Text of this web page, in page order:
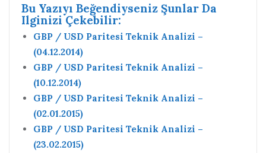
Bu Yazıyı Beğendiyseniz Şunlar Da
Ilginizi Çekebilir:
GBP / USD Paritesi Teknik Analizi –
(04.12.2014)
GBP / USD Paritesi Teknik Analizi –
(10.12.2014)
GBP / USD Paritesi Teknik Analizi –
(02.01.2015)
GBP / USD Paritesi Teknik Analizi –
(23.02.2015)